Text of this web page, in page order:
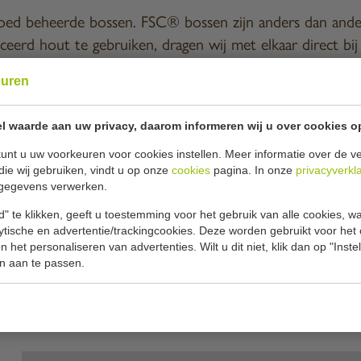
waarde aan uw privacy, daarom informeren wij u over cookies
u uw voorkeuren voor cookies instellen. Meer informatie over de
wij gebruiken, vindt u op onze cookies pagina. In onze
verwerken.
te klikken, geeft u toestemming voor het gebruik van alle cookies,
en advertentie/trackingcookies. Deze worden gebruikt voor het
het personaliseren van advertenties. Wilt u dit niet, klik dan op
aan te passen.
beheerde bossen. FSC® bossen zijn anders dan
hout te gebruiken, dragen wij met elkaar direct bij
mens en dier wereldwijd. Dat is belangrijk, want u
van FSC® gecertificeerd hout!
aan de markering achterop de doos.
en groenere toekomst!